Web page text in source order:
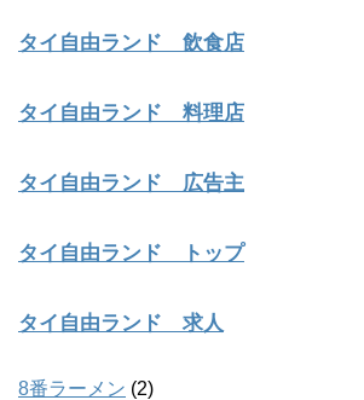
タイ自由ランド 飲食店
タイ自由ランド 料理店
タイ自由ランド 広告主
タイ自由ランド トップ
タイ自由ランド 求人
8番ラーメン (2)